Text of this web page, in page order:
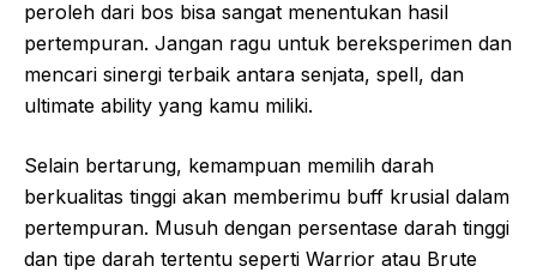
peroleh dari bos bisa sangat menentukan hasil
pertempuran. Jangan ragu untuk bereksperimen dan
mencari sinergi terbaik antara senjata, spell, dan
ultimate ability yang kamu miliki.
Selain bertarung, kemampuan memilih darah
berkualitas tinggi akan memberimu buff krusial dalam
pertempuran. Musuh dengan persentase darah tinggi
dan tipe darah tertentu seperti Warrior atau Brute